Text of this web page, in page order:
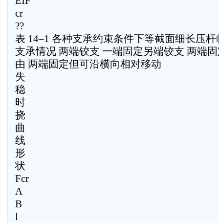
cr
??
表 14–1 各种支承约束条件下等截面细长压
支承情况 两端铰支 一端固定另端铰支 两端
由 两端固定但可沿横向相对移动
失
稳
时
挠
曲
线
形
状
Fcr
A
B
l